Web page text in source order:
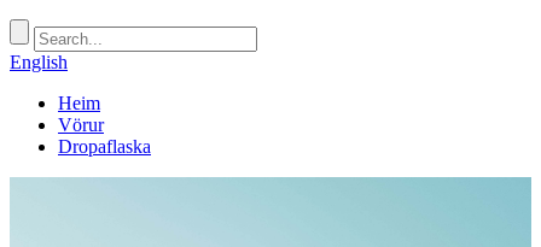
English
Heim
Vörur
Dropaflaska